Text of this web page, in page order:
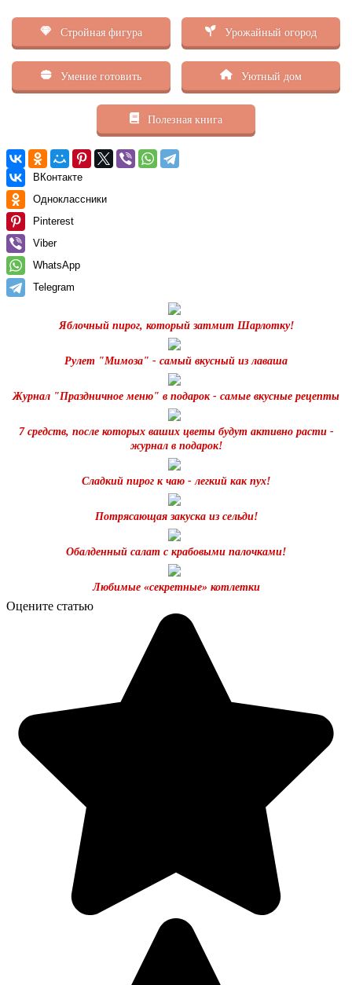
Стройная фигура Урожайный огород
Умение готовить Уютный дом
Полезная книга
ВКонтакте
Одноклассники
Pinterest
Viber
WhatsApp
Telegram
Яблочный пирог, который затмит Шарлотку!
Рулет "Мимоза" - самый вкусный из лаваша
Журнал "Праздничное меню" в подарок - самые вкусные рецепты
7 средств, после которых ваших цветы будут активно расти -
журнал в подарок!
Сладкий пирог к чаю - легкий как пух!
Потрясающая закуска из сельди!
Обалденный салат с крабовыми палочками!
Любимые «секретные» котлетки
Оцените статью